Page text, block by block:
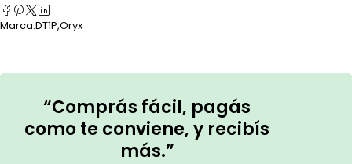
Marca:DT1P,Oryx
“Comprás fácil, pagás
como te conviene, y recibís
más.”